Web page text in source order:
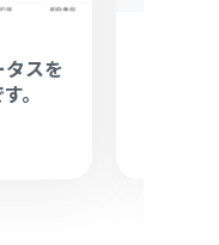
スを
。